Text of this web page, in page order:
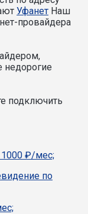
Уфанет Наш
провайдера
недорогие
подключить
₽/мес;
по